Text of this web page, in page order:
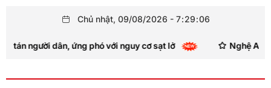
Chủ nhật, 09/08/2026 - 7:29:07
ứng phó với nguy cơ sạt lở Nghệ An: Mưa lớn gây